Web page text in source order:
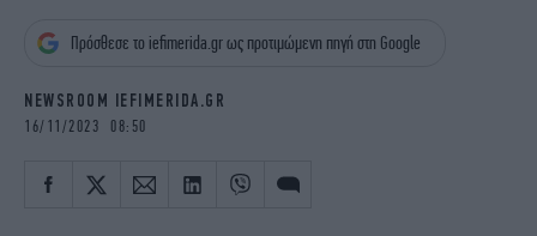
OSCARS
THE OCEAN
Πρόσθεσε το iefimerida.gr ως προτιμώμενη πηγή στη Google
NEWSROOM IEFIMERIDA.GR
16/11/2023 08:50